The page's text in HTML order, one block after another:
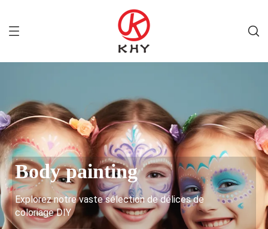
Body painting
Explorez notre vaste sélection de délices de
coloriage DIY